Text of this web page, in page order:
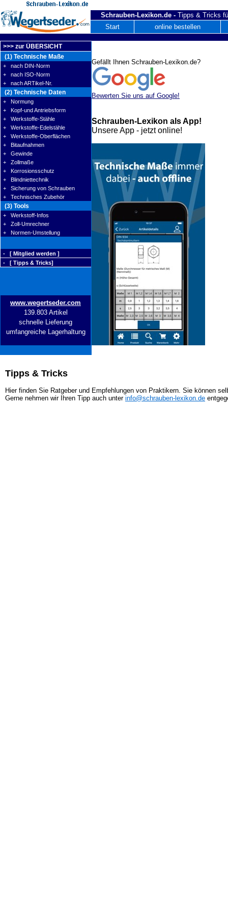
Schrauben-Lexikon.de - Tipps & Tricks
Start
online bestellen
>>> zur ÜBERSICHT
(1) Technische Maße
+ nach DIN-Norm
+ nach ISO-Norm
+ nach ARTikel-Nr.
(2) Technische Daten
+ Normung
+ Kopf-und Antriebsform
+ Werkstoffe-Stähle
+ Werkstoffe-Edelstähle
+ Werkstoffe-Oberflächen
+ Bitaufnahmen
+ Gewinde
+ Zollmaße
+ Korrosionsschutz
+ Blindniettechnik
+ Sicherung von Schrauben
+ Technisches Zubehör
(3) Tools
+ Werkstoff-Infos
+ Zoll-Umrechner
+ Normen-Umstellung
- [ Mitglied werden ]
- [ Tipps & Tricks]
www.wegertseder.com
139.803 Artikel
schnelle Lieferung
umfangreiche Lagerhaltung
Tipps & Tricks
Hier finden Sie Ratgeber und Empfehlungen von Praktikern. Sie können
Gerne nehmen wir Ihren Tipp auch unter info@schrauben-lexikon.de
Gefällt Ihnen Schrauben-Lexikon.de?
Bewerten Sie uns auf Google!
Schrauben-Lexikon als App!
Unsere App - jetzt online!